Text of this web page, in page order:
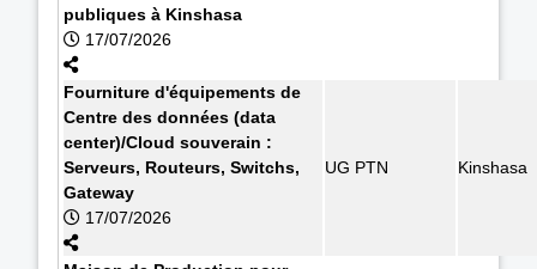
publiques à Kinshasa
17/07/2026
Fourniture d'équipements de
Centre des données (data
center)/Cloud souverain :
Serveurs, Routeurs, Switchs,
Gateway
17/07/2026
UG PTN Kinshasa